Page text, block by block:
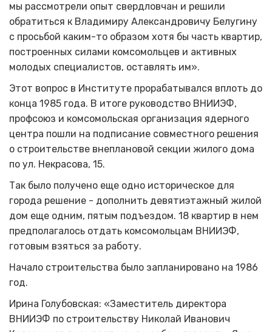
мы рассмотрели опыт свердловчан и решили
обратиться к Владимиру Александровичу Белугину
с просьбой каким-то образом хотя бы часть квартир,
построенных силами комсомольцев и активных
молодых специалистов, оставлять им».
Этот вопрос в Институте прорабатывался вплоть до
конца 1985 года. В итоге руководство ВНИИЭФ,
профсоюз и комсомольская организация ядерного
центра пошли на подписание совместного решения
о строительстве внеплановой секции жилого дома
по ул. Некрасова, 15.
Так было получено еще одно историческое для
города решение - дополнить девятиэтажный жилой
дом еще одним, пятым подъездом. 18 квартир в нем
предполагалось отдать комсомольцам ВНИИЭФ,
готовым взяться за работу.
Начало строительства было запланировано на 1986
год.
Ирина Голубовская: «Заместитель директора
ВНИИЭФ по строительству Николай Иванович